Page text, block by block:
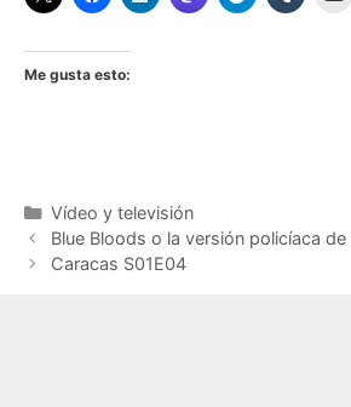
Me gusta esto:
Categorías
Vídeo y televisión
Blue Bloods o la versión policíaca
Caracas S01E04